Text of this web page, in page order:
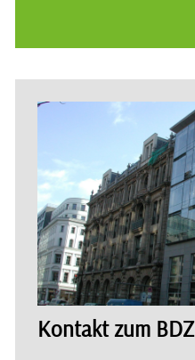
Kontakt zum BDZ